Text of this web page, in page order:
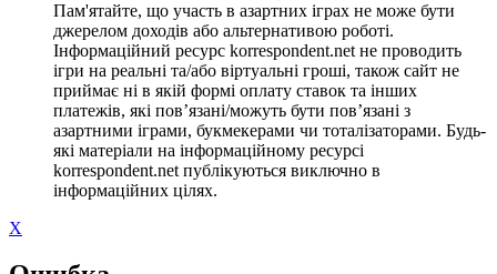
Пам'ятайте, що участь в азартних іграх не може бути
джерелом доходів або альтернативою роботі.
Інформаційний ресурс korrespondent.net не проводить
ігри на реальні та/або віртуальні гроші, також сайт не
приймає ні в якій формі оплату ставок та інших
платежів, які пов’язані/можуть бути пов’язані з
азартними іграми, букмекерами чи тоталізаторами. Будь-
які матеріали на інформаційному ресурсі
korrespondent.net публікуються виключно в
інформаційних цілях.
X